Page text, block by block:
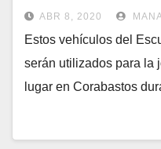
ABR 8, 2020
Estos vehículos del
serán utilizados para la
lugar en Corabastos